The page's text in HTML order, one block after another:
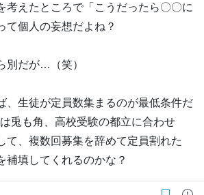
考えたところで「こうだったら〇〇に
て個人の妄想だよね？
別だが…（笑）
、生徒が定員数集まるのが最低条件だ
兎も角、高校受験の都立に合わせ
て、複数回募集を辞めて定員割れた
補填してくれるのかな？